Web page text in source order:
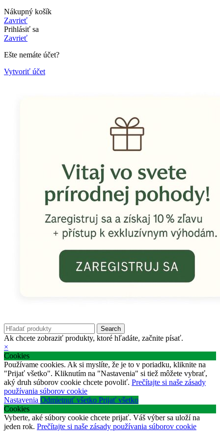
Nákupný košík
Zavrieť
Prihlásiť sa
Zavrieť
Ešte nemáte účet?
Vytvoriť účet
Search
Ak chcete zobraziť produkty, ktoré hľadáte, začnite písať.
×
Cookies
Používame cookies. Ak si myslíte, že je to v poriadku, kliknite na
"Prijať všetko". Kliknutím na "Nastavenia" si tiež môžete vybrať,
aký druh súborov cookie chcete povoliť. Prečítajte si naše zásady
používania súborov cookie
Nastavenia Odmietnuť všetko Prijať všetko
Cookies
Vyberte, aké súbory cookie chcete prijať. Váš výber sa uloží na
jeden rok. Prečítajte si naše zásady používania súborov cookie